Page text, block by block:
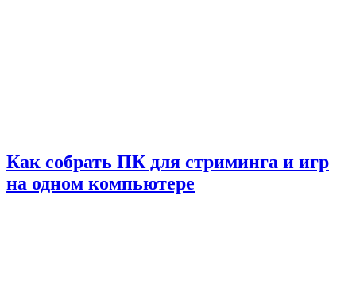
Как собрать ПК для стриминга и игр
на одном компьютере